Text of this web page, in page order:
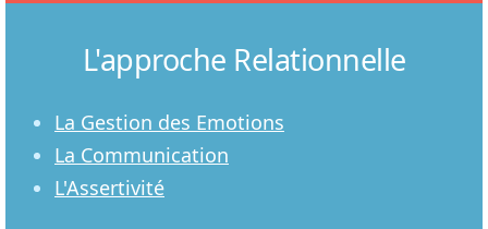
L'approche Relationnelle
La Gestion des Emotions
La Communication
L'Assertivité